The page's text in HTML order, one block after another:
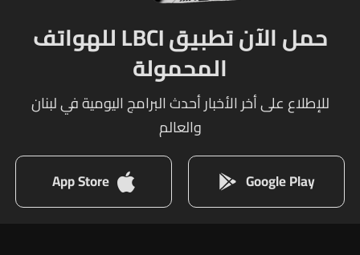
حمل الآن تطبيق LBCI للهواتف
المحمولة
للإطلاع على أخر الأخبار أحدث البرامج اليومية في لبنان
والعالم
Google Play
App Store